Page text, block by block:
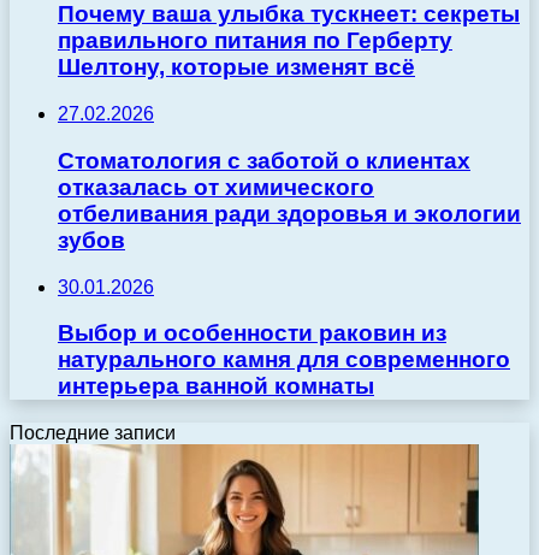
Почему ваша улыбка тускнеет: секреты
правильного питания по Герберту
Шелтону, которые изменят всё
27.02.2026
Стоматология с заботой о клиентах
отказалась от химического
отбеливания ради здоровья и экологии
зубов
30.01.2026
Выбор и особенности раковин из
натурального камня для современного
интерьера ванной комнаты
Последние записи